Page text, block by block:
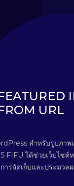
URL
สำหรับรูปภาพ
FIFU ได้ช่วยเว็บไซต์
ารจัดเก็บและประมวล